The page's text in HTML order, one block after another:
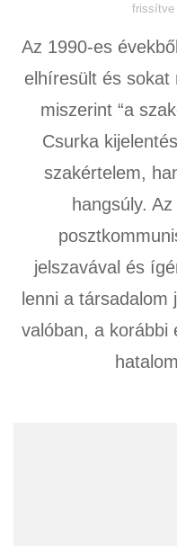
frissítve
Az 1990-es
elhíresült és sokat
miszerint “a
Csurka
szakértelem,
hangsúly.
jelszavával és
lenni a társadalom
valóban, a korábbi